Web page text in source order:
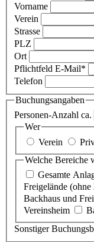
Vorname
Verein
Strasse
PLZ
Ort
Pflichtfeld E-Mail*
Telefon
Buchungsangaben
Personen-Anzahl ca.
Wer
Verein
Welche Bereiche
Gesamte
Freigelände
Backhaus und
Vereinsheim
Sonstiger